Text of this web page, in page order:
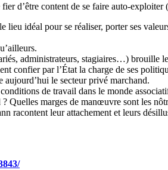
d’être content de se faire auto-
idéal pour se réaliser, porter ses
administrateurs, stagiaires…) brouille
confier par l’État la charge de ses
le secteur privé marchand.
de travail dans le monde
Quelles marges de manœuvre sont les
racontent leur attachement et leurs